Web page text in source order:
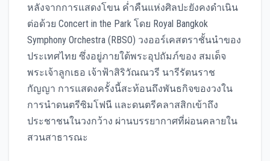
หลังจากการแสดงโขน ค่ำคืนแห่งศิลปะยังคงดำเนิน
ต่อด้วย Concert in the Park โดย Royal Bangkok
Symphony Orchestra (RBSO) วงออร์เคสตราชั้นนำของ
ประเทศไทย ซึ่งอยู่ภายใต้พระอุปถัมภ์ของ สมเด็จ
พระเจ้าลูกเธอ เจ้าฟ้าสิริวัณณวรี นารีรัตนราช
กัญญา การแสดงครั้งนี้สะท้อนถึงพันธกิจของวงใน
การนำดนตรีซิมโฟนี และดนตรีคลาสสิกเข้าถึง
ประชาชนในวงกว้าง ผ่านบรรยากาศที่ผ่อนคลายใน
สวนสาธารณะ